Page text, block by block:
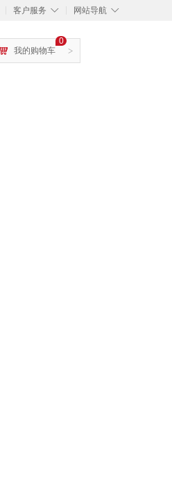
◇
客户服务 ◇
网站导航
>
0
我的购物车